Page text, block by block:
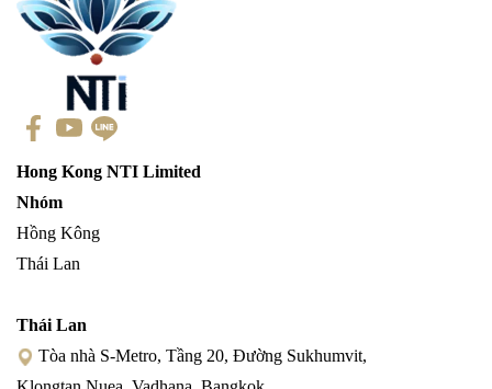
Hong Kong NTI Limited
Nhóm
Hồng Kông
Thái Lan
Thái Lan
Tòa nhà S-Metro, Tầng 20, Đường Sukhumvit,